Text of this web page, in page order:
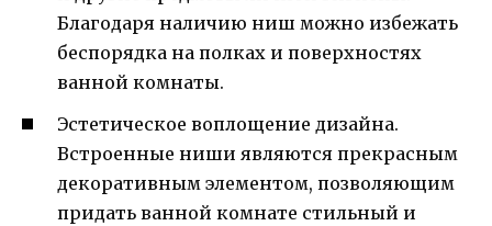
Благодаря наличию ниш можно избежать
беспорядка на полках и поверхностях
ванной комнаты.
Эстетическое воплощение дизайна.
Встроенные ниши являются прекрасным
декоративным элементом, позволяющим
придать ванной комнате стильный и